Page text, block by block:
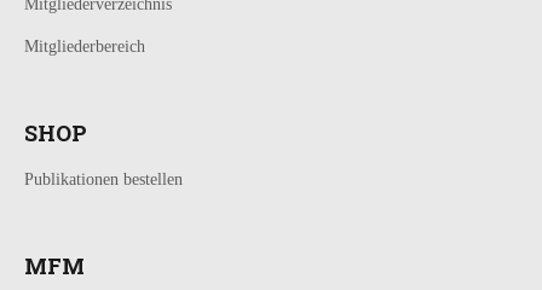
Mitgliederverzeichnis
Mitgliederbereich
SHOP
Publikationen bestellen
MFM